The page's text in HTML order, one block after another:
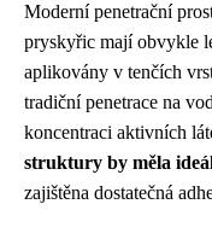
Moderní penetrační
pryskyřic mají obvykle
aplikovány v tenčích
tradiční penetrace na
koncentraci aktivních
struktury by měla
zajištěna dostatečná